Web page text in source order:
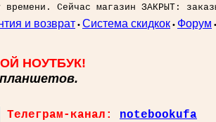
Сейчас магазин ЗАКРЫТ:
и возврат • Система скидкок • Форум •
НОУТБУК!
Телеграм-канал: notebookufa